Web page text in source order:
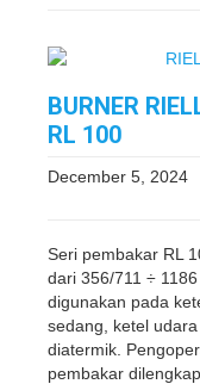
BURNER
RL 100
December 5, 2024
Seri pembakar RL
dari 356/711 ÷
digunakan pada
sedang, ketel
diatermik.
pembakar